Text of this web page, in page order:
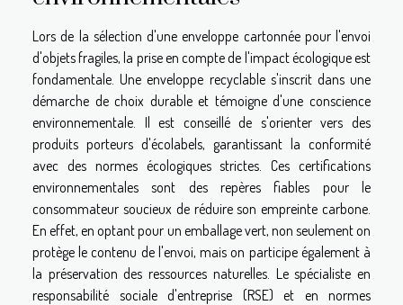
Lors de la sélection d'une enveloppe cartonnée pour l'envoi
d'objets fragiles, la prise en compte de l'impact écologique est
fondamentale. Une enveloppe recyclable s'inscrit dans une
démarche de choix durable et témoigne d'une conscience
environnementale. Il est conseillé de s'orienter vers des
produits porteurs d'écolabels, garantissant la conformité
avec des normes écologiques strictes. Ces certifications
environnementales sont des repères fiables pour le
consommateur soucieux de réduire son empreinte carbone.
En effet, en optant pour un emballage vert, non seulement on
protège le contenu de l'envoi, mais on participe également à
la préservation des ressources naturelles. Le spécialiste en
responsabilité sociale d'entreprise (RSE) et en normes